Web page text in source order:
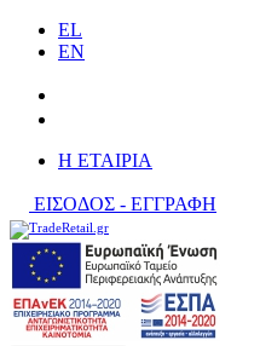
EL
EN
H ΕΤΑΙΡΙΑ
ΕΙΣΟΔΟΣ - ΕΓΓΡΑΦΗ